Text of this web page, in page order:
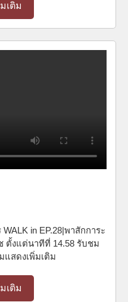
เติม
in EP.28|พาสักการะ
ตั้งแต่นาทีที่ 14.58 รับชม
แสดงเพิ่มเติม
เติม